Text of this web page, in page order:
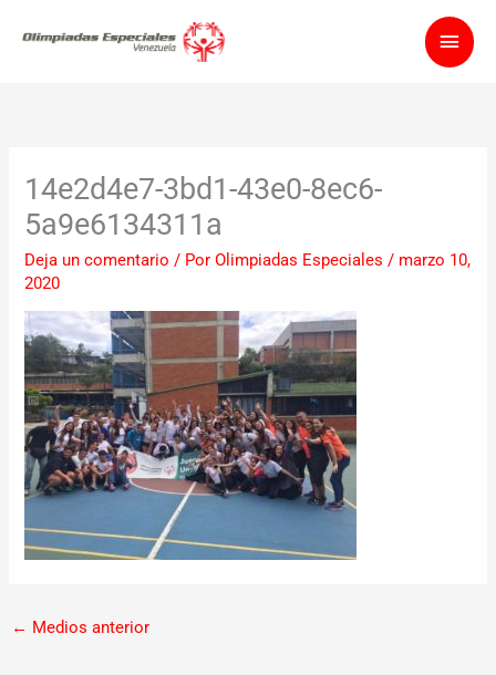
14e2d4e7-3bd1-43e0-8ec6-
5a9e6134311a
Deja un comentario / PorOlimpiadas Especiales/ marzo 10,
2020
← Medios anterior